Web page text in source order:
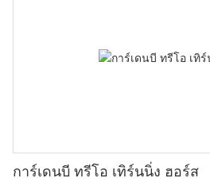
การ์เดนบี ทรีโอ เทิร์นนิ่ง ฮอร์ส